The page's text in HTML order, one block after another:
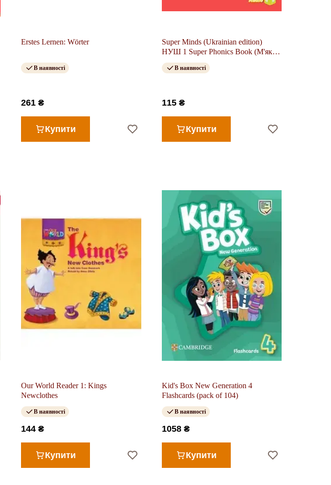
Erstes Lernen: Wörter
В наявності
261 ₴
Купити
Super Minds (Ukrainian edition)
НУШ 1 Super Phonics Book (М'яка
обкладинка)
В наявності
115 ₴
Купити
Our World Reader 1: Kings
Newclothes
В наявності
144 ₴
Купити
Kid's Box New Generation 4
Flashcards (pack of 104)
В наявності
1058 ₴
Купити